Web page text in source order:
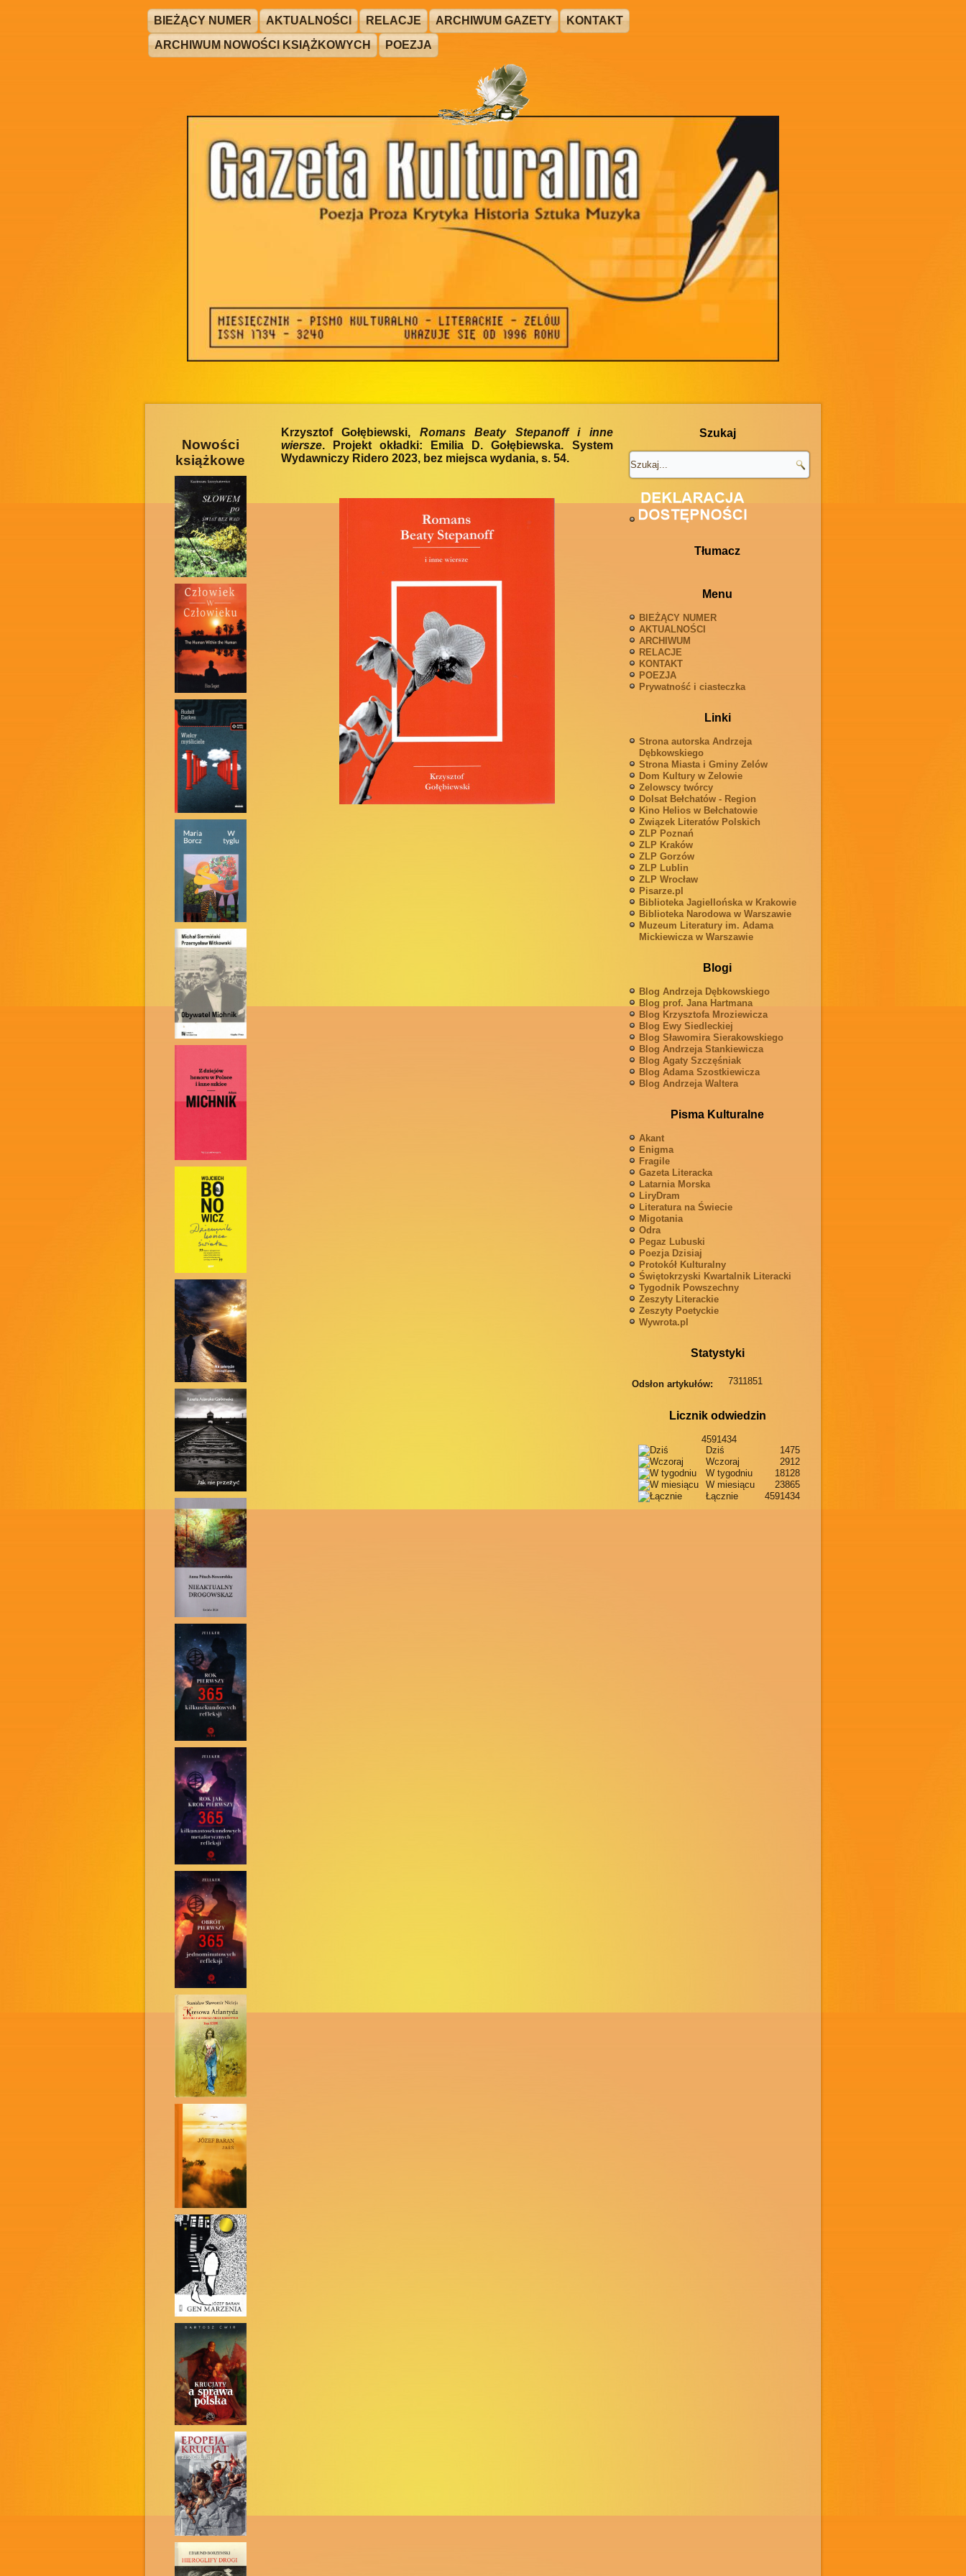
BIEŻĄCY NUMER AKTUALNOŚCI RELACJE ARCHIWUM GAZETY
KONTAKT
ARCHIWUM NOWOŚCI KSIĄŻKOWYCH
POEZJA
Nowości
książkowe
Krzysztof Gołębiewski, Romans Beaty Stepanoff i inne
wiersze. Projekt okładki: Emilia D. Gołębiewska. System
Wydawniczy Ridero 2023, bez miejsca wydania, s. 54.
Szukaj
Tłumacz
Menu
BIEŻĄCY NUMER
AKTUALNOŚCI
ARCHIWUM
RELACJE
KONTAKT
POEZJA
Prywatność i ciasteczka
Linki
Strona autorska Andrzeja
Dębkowskiego
Strona Miasta i Gminy Zelów
Dom Kultury w Zelowie
Zelowscy twórcy
Dolsat Bełchatów - Region
Kino Helios w Bełchatowie
Związek Literatów Polskich
ZLP Poznań
ZLP Kraków
ZLP Gorzów
ZLP Lublin
ZLP Wrocław
Pisarze.pl
Biblioteka Jagiellońska w Krakowie
Biblioteka Narodowa w Warszawie
Muzeum Literatury im. Adama
Mickiewicza w Warszawie
Blogi
Blog Andrzeja Dębkowskiego
Blog prof. Jana Hartmana
Blog Krzysztofa Mroziewicza
Blog Ewy Siedleckiej
Blog Sławomira Sierakowskiego
Blog Andrzeja Stankiewicza
Blog Agaty Szczęśniak
Blog Adama Szostkiewicza
Blog Andrzeja Waltera
Pisma Kulturalne
Akant
Enigma
Fragile
Gazeta Literacka
Latarnia Morska
LiryDram
Literatura na Świecie
Migotania
Odra
Pegaz Lubuski
Poezja Dzisiaj
Protokół Kulturalny
Świętokrzyski Kwartalnik Literacki
Tygodnik Powszechny
Zeszyty Literackie
Zeszyty Poetyckie
Wywrota.pl
Statystyki
Odsłon artykułów: 7311851
Licznik odwiedzin
4591434
Dziś
1475
Wczoraj
2912
W tygodniu
18128
W miesiącu
23865
Łącznie
4591434